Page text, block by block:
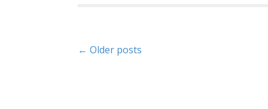
P
← Older posts